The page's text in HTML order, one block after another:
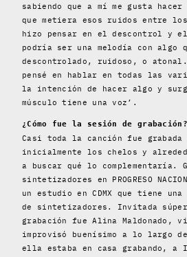
sabiendo que a mí me gusta
que metiera esos ruidos entre
hizo pensar en el descontrol y
podría ser una melodía con algo
descontrolado, ruidoso, o
pensé en hablar en todas las
la intención de hacer algo y
músculo tiene una voz’.
¿Cómo fue la sesión de grabación?
Casi toda la canción fue grabada
inicialmente los chelos y
a buscar qué lo complementaría.
sintetizadores en PROGRESO
un estudio en CDMX que tiene
de sintetizadores. Invitada
grabación fue Alina Maldonado,
improvisó buenísimo a lo largo
ella estaba en casa grabando, a